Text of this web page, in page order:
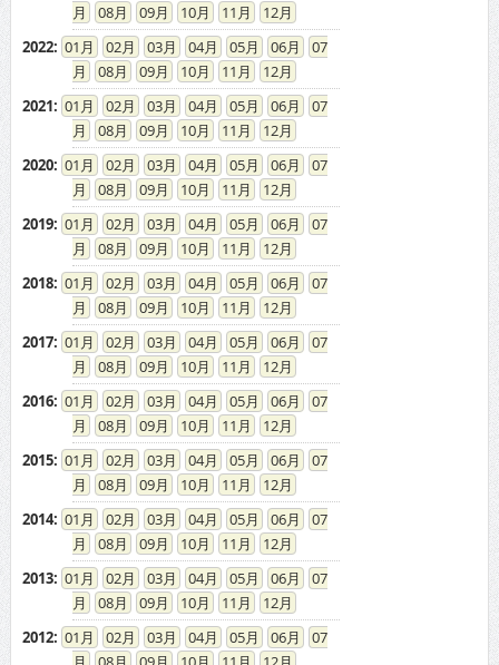
08
09 10 11
12
2022: 01 02 03 04 05 06
07
08
09 10 11
12
2021: 01 02 03 04 05 06
07
08
09 10 11
12
2020: 01 02 03 04 05 06
07
08
09 10 11
12
2019: 01 02 03 04 05 06
07
08
09 10 11
12
2018: 01 02 03 04 05 06
07
08
09 10 11
12
2017: 01 02 03 04 05 06
07
08
09 10 11
12
2016: 01 02 03 04 05 06
07
08
09 10 11
12
2015: 01 02 03 04 05 06
07
08
09 10 11
12
2014: 01 02 03 04 05 06
07
08
09 10 11
12
2013: 01 02 03 04 05 06
07
08
09 10 11
12
2012: 01 02 03 04 05 06
07